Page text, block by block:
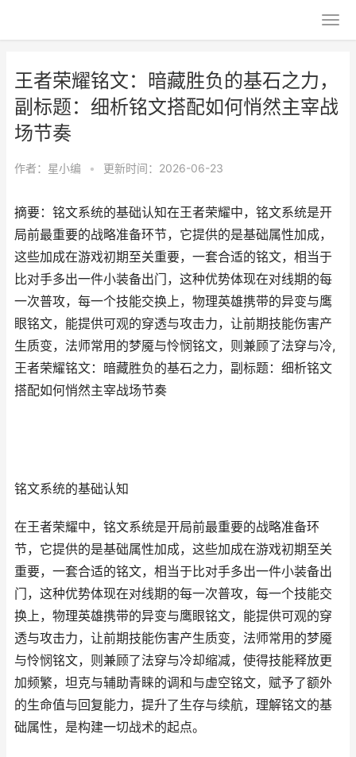
王者荣耀铭文：暗藏胜负的基石之力，
副标题：细析铭文搭配如何悄然主宰战
场节奏
作者： 星小编 • 更新时间：2026-06-23
摘要：铭文系统的基础认知在王者荣耀中，铭文系统是开
局前最重要的战略准备环节，它提供的是基础属性加成，
这些加成在游戏初期至关重要，一套合适的铭文，相当于
比对手多出一件小装备出门，这种优势体现在对线期的每
一次普攻，每一个技能交换上，物理英雄携带的异变与鹰
眼铭文，能提供可观的穿透与攻击力，让前期技能伤害产
生质变，法师常用的梦魇与怜悯铭文，则兼顾了法穿与冷,
王者荣耀铭文：暗藏胜负的基石之力，副标题：细析铭文
搭配如何悄然主宰战场节奏
铭文系统的基础认知
在王者荣耀中，铭文系统是开局前最重要的战略准备环
节，它提供的是基础属性加成，这些加成在游戏初期至关
重要，一套合适的铭文，相当于比对手多出一件小装备出
门，这种优势体现在对线期的每一次普攻，每一个技能交
换上，物理英雄携带的异变与鹰眼铭文，能提供可观的穿
透与攻击力，让前期技能伤害产生质变，法师常用的梦魇
与怜悯铭文，则兼顾了法穿与冷却缩减，使得技能释放更
加频繁，坦克与辅助青睐的调和与虚空铭文，赋予了额外
的生命值与回复能力，提升了生存与续航，理解铭文的基
础属性，是构建一切战术的起点。